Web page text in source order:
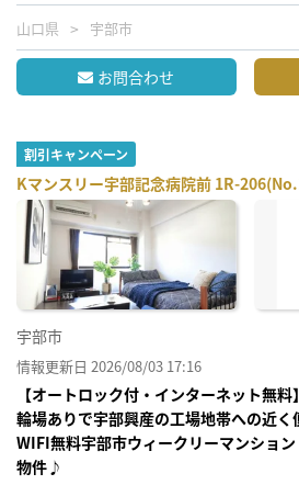
山口県 宇部市
お問合わせ
割引キャンペーン
Kマンスリー宇部記念病院前 1R-
宇部市
情報更新日 2026/08/03 17:16
【オートロック付・インターネット無
輪場ありで宇部興産の工場地帯への近
WIFI無料宇部市ウィークリーマンショ
物件♪